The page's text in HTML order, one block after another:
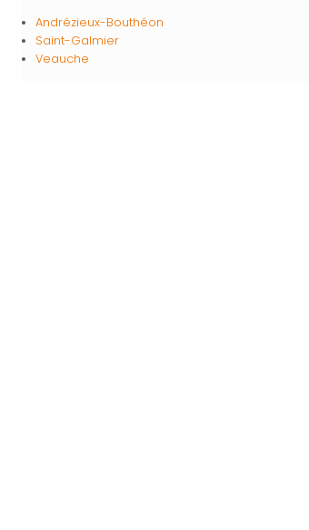
Andrézieux-Bouthéon
Saint-Galmier
Veauche